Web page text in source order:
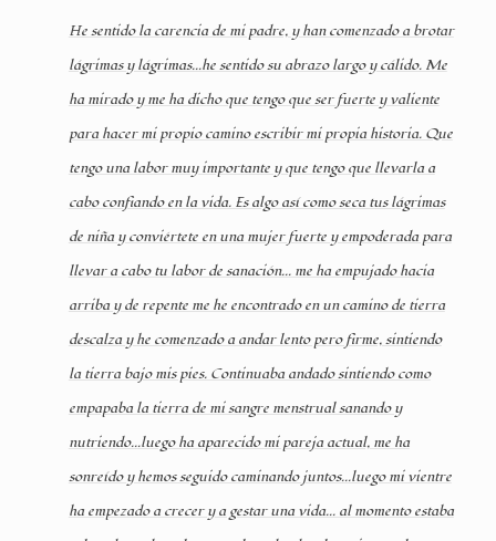
He sentido la carencia de mi padre, y han comenzado a brotar
lágrimas y lágrimas...he sentido su abrazo largo y cálido. Me
ha mirado y me ha dicho que tengo que ser fuerte y valiente
para hacer mi propio camino escribir mi propia historia. Que
tengo una labor muy importante y que tengo que llevarla a
cabo confiando en la vida. Es algo así como seca tus lágrimas
de niña y conviértete en una mujer fuerte y empoderada para
llevar a cabo tu labor de sanación... me ha empujado hacia
arriba y de repente me he encontrado en un camino de tierra
descalza y he comenzado a andar lento pero firme, sintiendo
la tierra bajo mis pies. Continuaba andado sintiendo como
empapaba la tierra de mi sangre menstrual sanando y
nutriendo...luego ha aparecido mi pareja actual, me ha
sonreído y hemos seguido caminando juntos...luego mi vientre
ha empezado a crecer y a gestar una vida... al momento estaba